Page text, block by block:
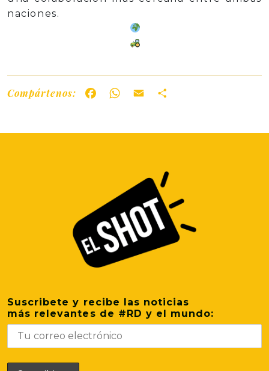
naciones.
Compártenos: FacebookWhatsApp
Email
Suscribete y recibe las noticias
más relevantes de #RD y el mundo: